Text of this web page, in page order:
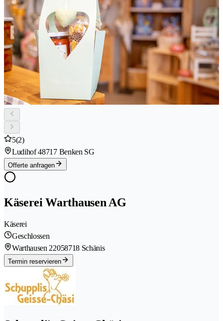
5(2)
Ludihof 48717 Benken SG
Offerte anfragen
Käserei Warthausen AG
Käserei
Geschlossen
Warthausen 22058718 Schänis
Termin reservieren